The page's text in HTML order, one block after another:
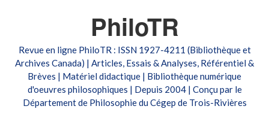
PhiloTR
Revue en ligne PhiloTR : ISSN 1927-4211 (Bibliothèque et
Archives Canada) | Articles, Essais & Analyses, Référentiel &
Brèves | Matériel didactique | Bibliothèque numérique
d'oeuvres philosophiques | Depuis 2004 | Conçu par le
Département de Philosophie du Cégep de Trois-Rivières